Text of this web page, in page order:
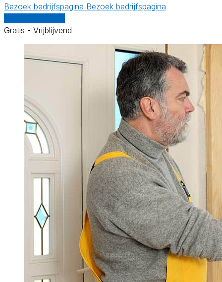
Bezoek bedrijfspagina Bezoek bedrijfspagina
Gratis - Vrijblijvend